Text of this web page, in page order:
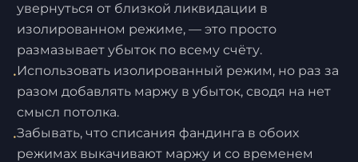
увернуться от близкой ликвидации в
изолированном режиме, — это просто
размазывает убыток по всему счёту.
•Использовать изолированный режим, но раз за
разом добавлять маржу в убыток, сводя на нет
смысл потолка.
•Забывать, что списания фандинга в обоих
режимах выкачивают маржу и со временем